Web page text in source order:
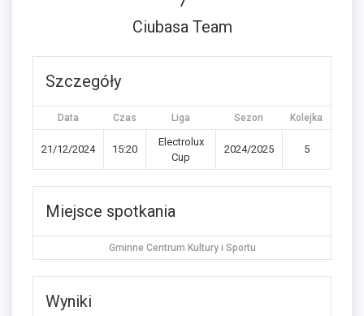
Ciubasa Team
Szczegóły
Data Czas Liga Sezon Kolejka
21/12/2024 15:20
Electrolux
Cup
2024/2025 5
Miejsce spotkania
Gminne Centrum Kultury i Sportu
Wyniki